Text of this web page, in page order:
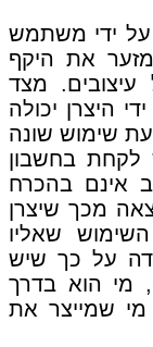
על ידי משתמש
את היקף
עיצובים. מצד
היצרן יכולה
שימוש שונה
בחשבון
אינם בהכרח
מכך שיצרן
שאליו
על כך שיש
מי הוא בדרך
שמייצר את